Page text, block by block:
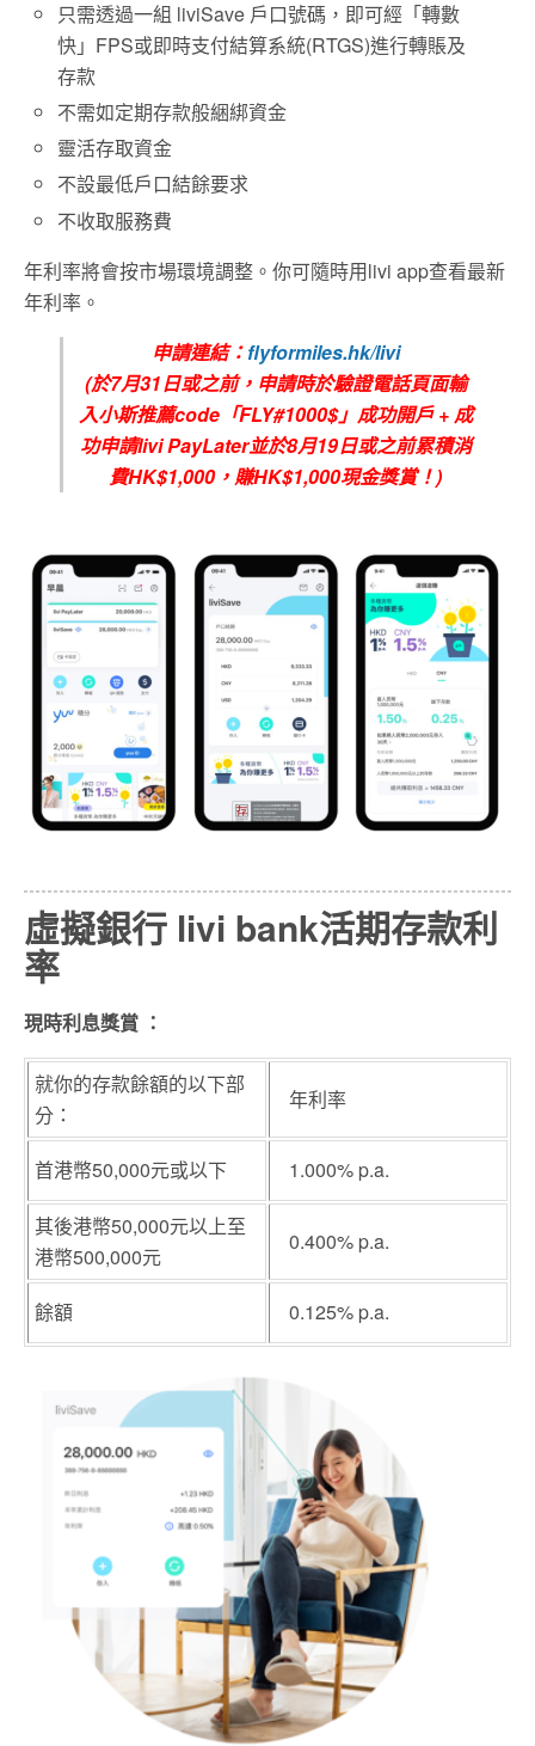
只需透過一組 liviSave 戶口號碼，即可經「轉數
快」FPS或即時支付結算系統(RTGS)進行轉賬及
存款
不需如定期存款般綑綁資金
靈活存取資金
不設最低戶口結餘要求
不收取服務費
年利率將會按市場環境調整。你可隨時用livi app查看最新
年利率。
申請連結：flyformiles.hk/livi
(於7月31日或之前，申請時於驗證電話頁面輸
入小斯推薦code「FLY#1000$」成功開戶+ 成
功申請livi PayLater並於8月19日或之前累積消
費HK$1,000，賺HK$1,000現金獎賞！)
虛擬銀行 livi bank活期存款利
率
現時利息獎賞 ：
就你的存款餘額的以下部
分：
年利率
首港幣50,000元或以下 1.000% p.a.
其後港幣50,000元以上至
港幣500,000元
0.400% p.a.
餘額 0.125% p.a.